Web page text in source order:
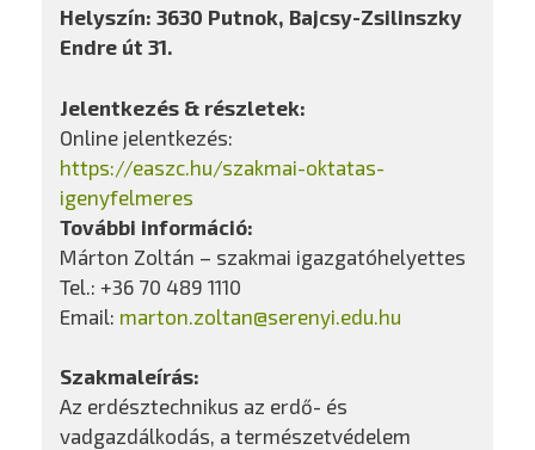
Helyszín: 3630 Putnok, Bajcsy-Zsilinszky
Endre út 31.
Jelentkezés & részletek:
Online jelentkezés:
https://easzc.hu/szakmai-oktatas-
igenyfelmeres
További információ:
Márton Zoltán – szakmai igazgatóhelyettes
Tel.: +36 70 489 1110
Email: marton.zoltan@serenyi.edu.hu
Szakmaleírás:
Az erdésztechnikus az erdő- és
vadgazdálkodás, a természetvédelem